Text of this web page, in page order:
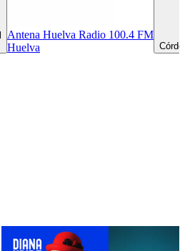
Antena Huelva Radio 100.4 FM
Huelva